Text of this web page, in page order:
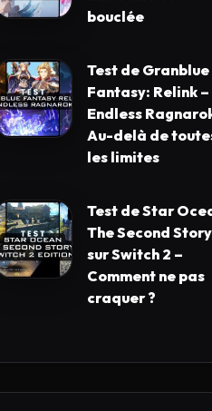
bouclée
Test de Granblue
Fantasy: Relink –
Endless
Au-delà de
les limites
Test de Star
The Second Story
sur Switch 2 –
Comment ne pas
craquer ?